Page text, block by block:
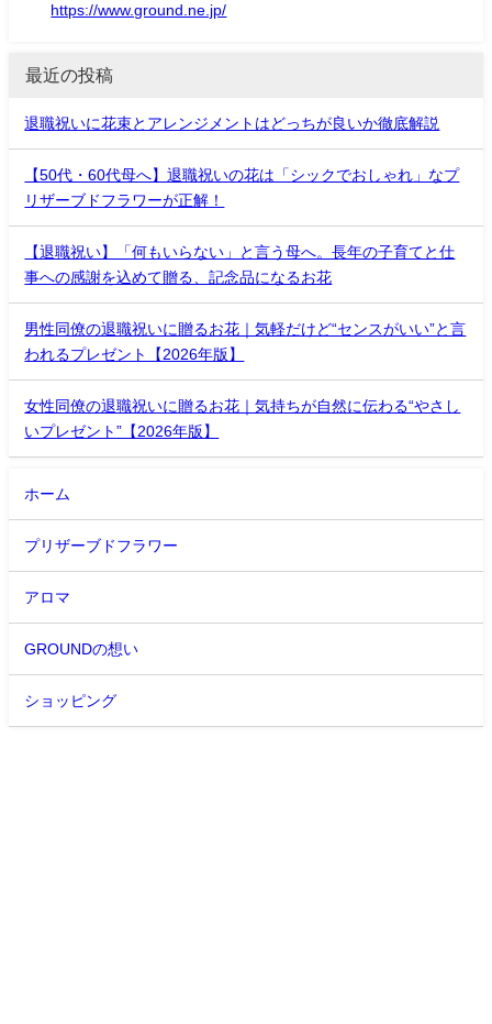
https://www.ground.ne.jp/
最近の投稿
退職祝いに花束とアレンジメントはどっちが良いか徹底解説
【50代・60代母へ】退職祝いの花は「シックでおしゃれ」なプ
リザーブドフラワーが正解！
【退職祝い】「何もいらない」と言う母へ。長年の子育てと仕
事への感謝を込めて贈る、記念品になるお花
男性同僚の退職祝いに贈るお花｜気軽だけど“センスがいい”と言
われるプレゼント【2026年版】
女性同僚の退職祝いに贈るお花｜気持ちが自然に伝わる“やさし
いプレゼント”【2026年版】
ホーム
プリザーブドフラワー
アロマ
GROUNDの想い
ショッピング